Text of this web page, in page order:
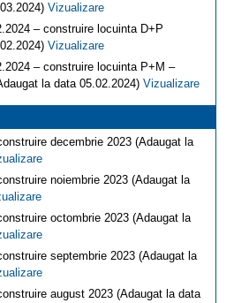
Vizualizare
– construire locuinta D+P
Vizualizare
– construire locuinta P+M –
la data 05.02.2024) Vizualizare
decembrie 2023 (Adaugat la
noiembrie 2023 (Adaugat la
octombrie 2023 (Adaugat la
septembrie 2023 (Adaugat la
august 2023 (Adaugat la data